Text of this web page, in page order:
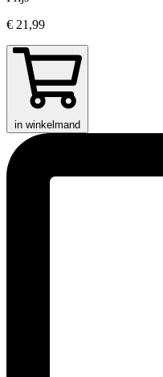
€ 21,99
in winkelmand